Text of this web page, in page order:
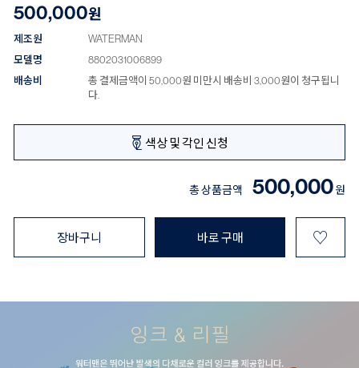
500,000원
제조원
WATERMAN
모델명
8802031006899
배송비
총 결제금액이 50,000원 미만시 배송비 3,000원이 청구됩니
다.
색상 및 각인 신청
총 상품금액 500,000원
장바구니 바로 구매 ♡